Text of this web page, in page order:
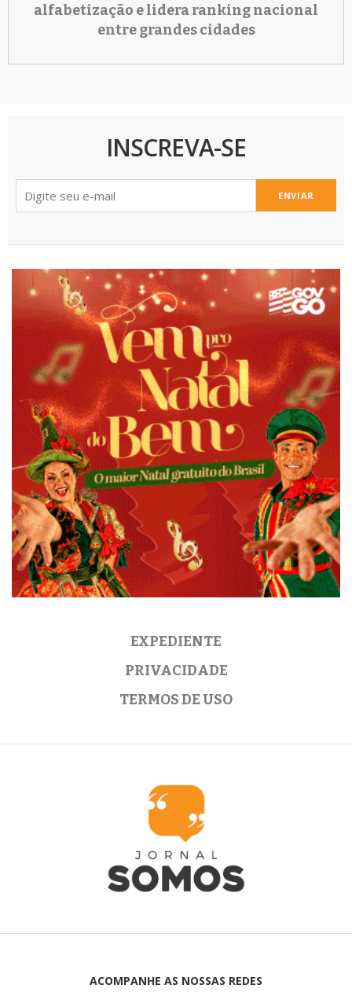
alfabetização e lidera ranking nacional
entre grandes cidades
INSCREVA-SE
ENVIAR
EXPEDIENTE
PRIVACIDADE
TERMOS DE USO
ACOMPANHE AS NOSSAS REDES